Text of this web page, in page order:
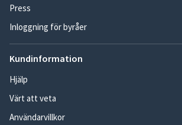
Press
Inloggning för byråer
Kundinformation
Hjälp
Värt att veta
Användarvillkor